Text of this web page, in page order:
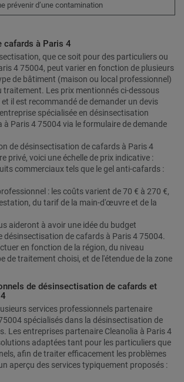
prévenir d’une contamination
cafards à Paris 4
que ce soit pour des particuliers ou
4 75004, peut varier en fonction de plusieurs
de bâtiment (maison ou local professionnel)
traitement. Les prix mentionnés ci-dessous
il est recommandé de demander un devis
spécialisée en désinsectisation
à Paris 4 75004 via le formulaire de demande
de désinsectisation de cafards à Paris 4
privé, voici une échelle de prix indicative :
commerciaux tels que le gel anti-cafards :
: les coûts varient de 70 € à 270 €,
du tarif de la main-d'œuvre et de la
aideront à avoir une idée du budget
désinsectisation de cafards à Paris 4 75004.
en fonction de la région, du niveau
de traitement choisi, et de l'étendue de la zone
de désinsectisation de cafards et
services professionnels partenaire
spécialisés dans la désinsectisation de
Les entreprises partenaire Cleanolia à Paris 4
adaptées tant pour les particuliers que
afin de traiter efficacement les problèmes
aperçu des services typiquement proposés :